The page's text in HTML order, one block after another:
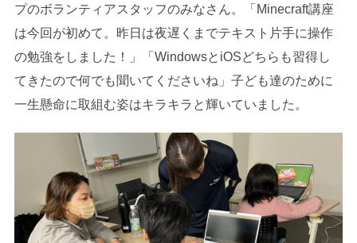
プのボランティアスタッフのみなさん。「Minecraft講座
は今回が初めて。昨日は夜遅くまでテキスト片手に操作
の勉強をしました！」「WindowsとiOSどちらも習得し
てきたので何でも聞いてくださいね」子ども達のために
一生懸命に取組む姿はキラキラと輝いていました。